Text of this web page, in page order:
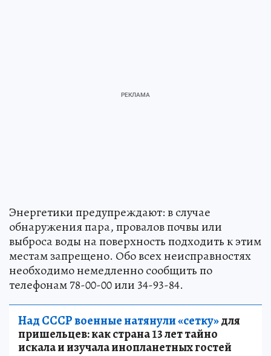
Энергетики предупреждают: в случае
обнаружения пара, провалов почвы или
выброса воды на поверхность подходить к этим
местам запрещено. Обо всех неисправностях
необходимо немедленно сообщить по
телефонам 78-00-00 или 34-93-84.
Над СССР военные натянули «сетку»для
пришельцев: как страна 13 лет тайно
искала и изучала инопланетных гостей